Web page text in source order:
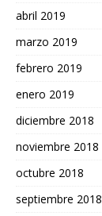
abril 2019
marzo 2019
febrero 2019
enero 2019
diciembre 2018
noviembre 2018
octubre 2018
septiembre 2018